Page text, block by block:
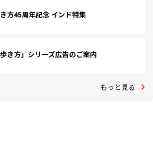
方45周年記念 インド特集
歩き方」シリーズ広告のご案内
もっと見る